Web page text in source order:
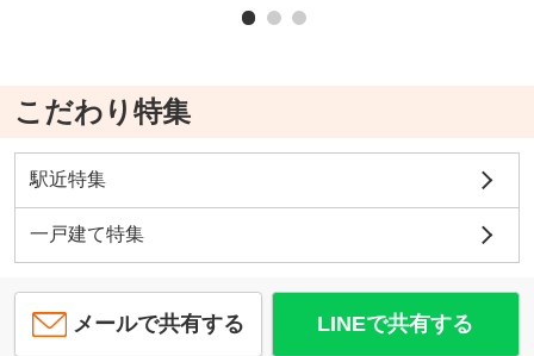
こだわり特集
駅近特集
一戸建て特集
メールで共有する LINEで共有する